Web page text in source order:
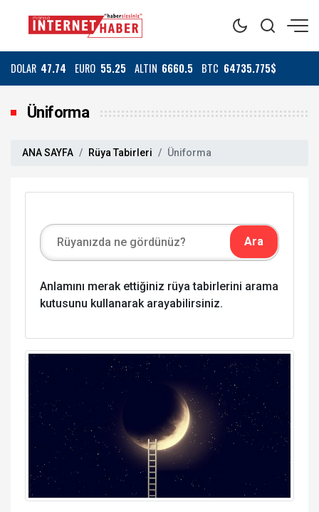
DOLAR 47.74 EURO 55.25 ALTIN 6660.5 BTC 64735.775$
Üniforma
ANA SAYFA Rüya Tabirleri Üniforma
Anlamını merak ettiğiniz rüya tabirlerini arama
kutusunu kullanarak arayabilirsiniz.